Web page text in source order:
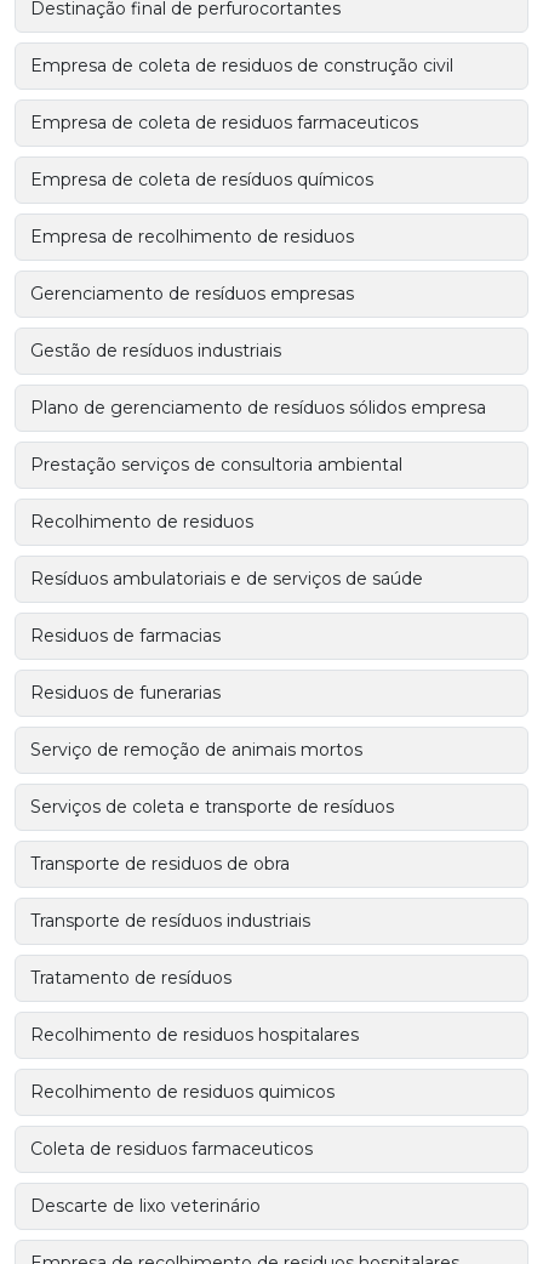
Destinação final de perfurocortantes
Empresa de coleta de residuos de construção civil
Empresa de coleta de residuos farmaceuticos
Empresa de coleta de resíduos químicos
Empresa de recolhimento de residuos
Gerenciamento de resíduos empresas
Gestão de resíduos industriais
Plano de gerenciamento de resíduos sólidos empresa
Prestação serviços de consultoria ambiental
Recolhimento de residuos
Resíduos ambulatoriais e de serviços de saúde
Residuos de farmacias
Residuos de funerarias
Serviço de remoção de animais mortos
Serviços de coleta e transporte de resíduos
Transporte de residuos de obra
Transporte de resíduos industriais
Tratamento de resíduos
Recolhimento de residuos hospitalares
Recolhimento de residuos quimicos
Coleta de residuos farmaceuticos
Descarte de lixo veterinário